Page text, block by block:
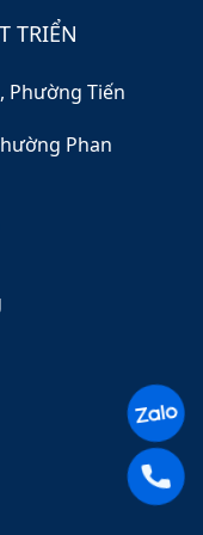
TRIỂN
Phường Tiến
Phan